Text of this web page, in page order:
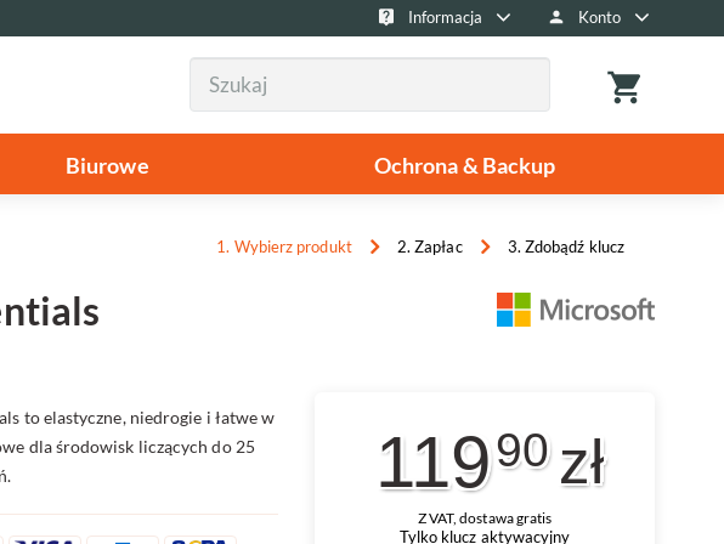
Informacja Konto
Biurowe Ochrona & Backup
1. Wybierz produkt 2. Zapłac 3. Zdobądź klucz
to elastyczne, niedrogie i łatwe w
dla środowisk liczących do 25
11990 zł
Z VAT, dostawa gratis
Tylko klucz aktywacyjny